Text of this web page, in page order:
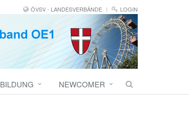
ÖVSV - LANDESVERBÄNDE LOGIN
BILDUNG NEWCOMER